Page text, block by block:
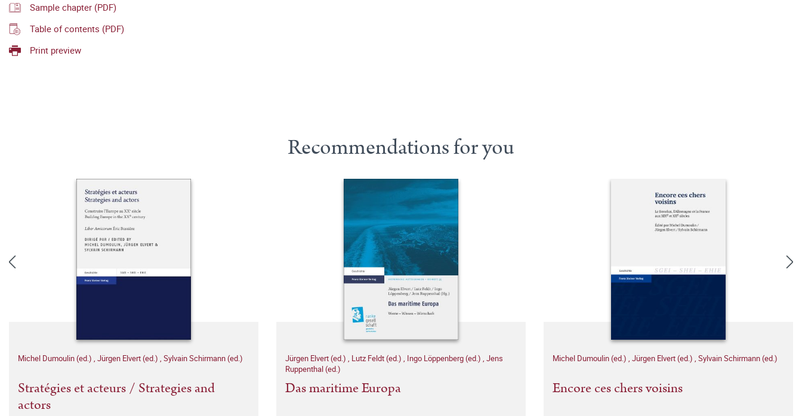
Sample chapter (PDF)
Table of contents (PDF)
Print preview
Recommendations for you
Michel Dumoulin (ed.) , Jürgen Elvert (ed.) , Sylvain Schirmann (ed.)
Stratégies et acteurs / Strategies and
actors
Jürgen Elvert (ed.) , Lutz Feldt (ed.) , Ingo Löppenberg (ed.) , Jens
Ruppenthal (ed.)
Das maritime Europa
Michel Dumoulin (ed.) , Jürgen Elvert (ed.) , Sylvain Schirmann (ed.)
Encore ces chers voisins